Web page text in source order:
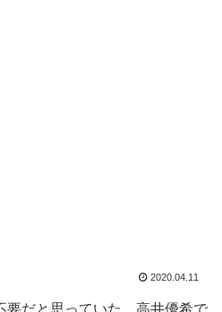
2020.04.11
要だと思っていた、高井優希で